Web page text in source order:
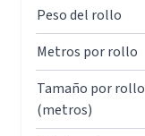
Peso del rollo
Metros por rollo
Tamaño por rollo
(metros)